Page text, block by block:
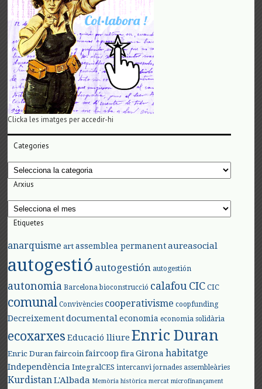
Clicka les imatges per accedir-hi
Categories
Categories
Arxius
Arxius
Etiquetes
anarquisme art assemblea permanent aureasocial
autogestió autogestión autogestión
autonomia Barcelona bioconstrucció calafouCIC CIC
comunal Convivències cooperativisme coopfunding
Decreixement documental economia economia solidària
ecoxarxes Educació lliure Enric Duran
Enric Duran faircoin faircoop fira Girona habitatge
Independència IntegralCES intercanvi jornades assembleàries
KurdistanL'Albada Memòria històrica mercat microfinançament